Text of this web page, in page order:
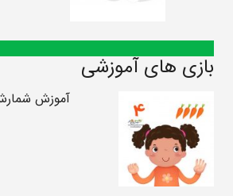
بازی های آموزشی
آموزش